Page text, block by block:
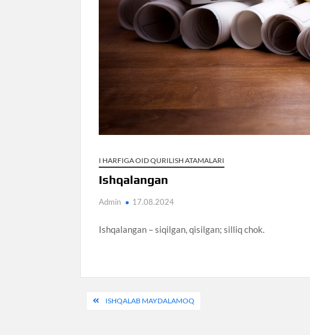
I HARFIGA OID QURILISH ATAMALARI
Ishqalangan
Admin 17.08.2024
Ishqalangan – siqilgan, qisilgan; silliq chok.
PostISHQALAB MAYDALAMOQ